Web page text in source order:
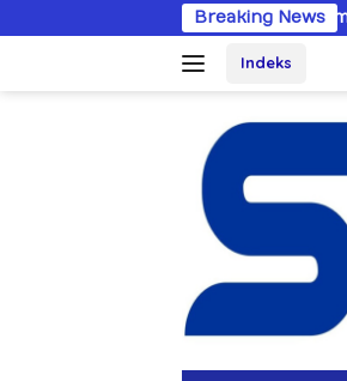
ke
Breaking News
Dobrak Imunitas Elit, PPWI
Indeks